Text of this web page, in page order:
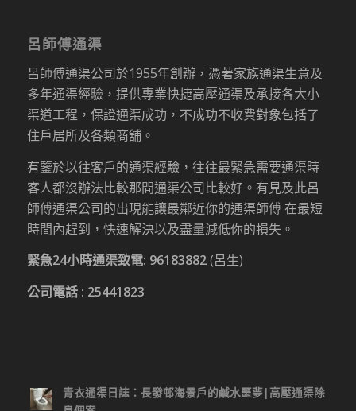
呂師傅通渠
呂師傅通渠公司於1955年創辦，憑著家族通渠生意及
多年通渠經驗，提供專業快捷高壓通渠及承接各大小
渠道工程，保證通渠成功，不成功不收費對象包括了
住戶居所及各類商舖。
有鑒於以往客戶的通渠經驗，往往最緊急需要通渠時
客人都沒辦法比較那間通渠公司比較好。有見及此呂
師傅通渠公司的出現能讓最鄰近你的通渠師傅 在最短
時間內趕到，快速解決以及盡量減低你的損失。
緊急24小時通渠致電: 96183882(呂生)
公司電話 : 25441823
青衣通渠日誌：長發邨海景戶的鹹水噩夢|高壓通渠除